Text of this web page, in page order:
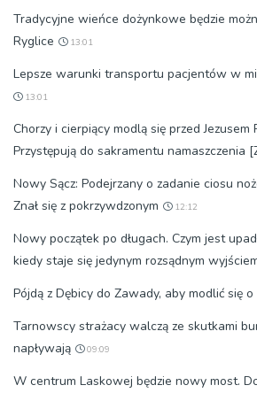
Tradycyjne wieńce dożynkowe będzie
Ryglice
13:01
Lepsze warunki transportu pacjentów w
13:01
Chorzy i cierpiący modlą się przed Jezusem
Przystępują do sakramentu namaszczenia
Nowy Sącz: Podejrzany o zadanie ciosu
Znał się z pokrzywdzonym
12:12
Nowy początek po długach. Czym jest
kiedy staje się jedynym rozsądnym
Pójdą z Dębicy do Zawady, aby modlić się
Tarnowscy strażacy walczą ze skutkami
napływają
09:09
W centrum Laskowej będzie nowy most.